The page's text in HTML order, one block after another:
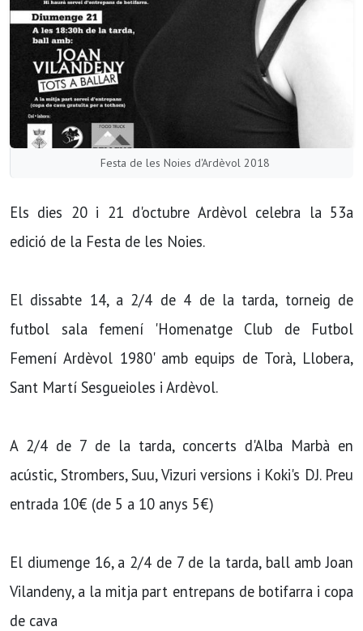
Festa de les Noies d'Ardèvol 2018
Els dies 20 i 21 d'octubre Ardèvol celebra la 53a
edició de la Festa de les Noies.
El dissabte 14, a 2/4 de 4 de la tarda, torneig de
futbol sala femení 'Homenatge Club de Futbol
Femení Ardèvol 1980' amb equips de Torà, Llobera,
Sant Martí Sesgueioles i Ardèvol.
A 2/4 de 7 de la tarda, concerts d'Alba Marbà en
acústic, Strombers, Suu, Vizuri versions i Koki's DJ. Preu
entrada 10€ (de 5 a 10 anys 5€)
El diumenge 16, a 2/4 de 7 de la tarda, ball amb Joan
Vilandeny, a la mitja part entrepans de botifarra i copa
de cava